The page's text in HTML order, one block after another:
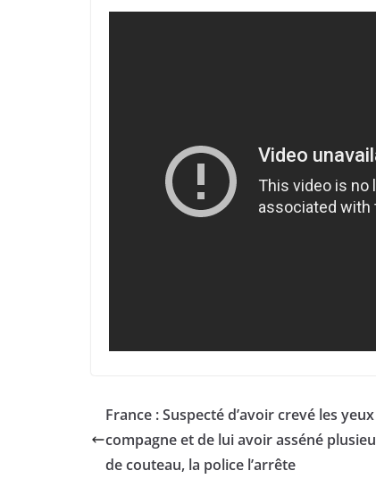
France : Suspecté d’avoir crevé les
compagne et de lui avoir asséné
de couteau, la police l’arrête